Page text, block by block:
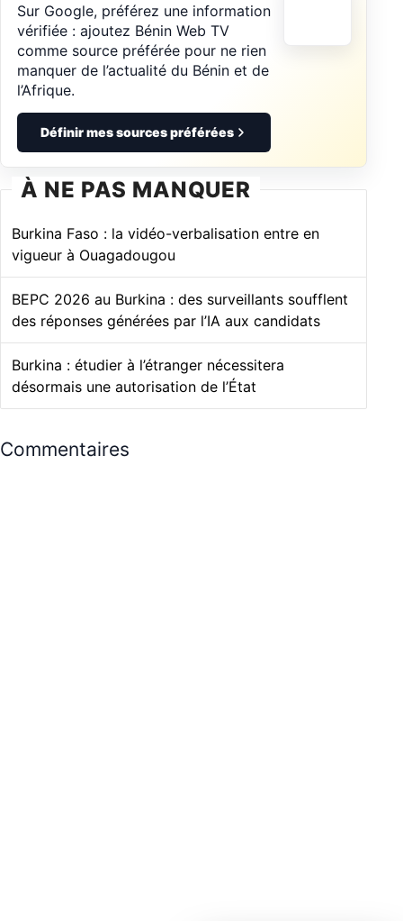
Sur Google, préférez une information
vérifiée : ajoutez Bénin Web TV
comme source préférée pour ne rien
manquer de l’actualité du Bénin et de
l’Afrique.
Définir mes sources préférées
À NE PAS MANQUER
Burkina Faso : la vidéo-verbalisation entre en
vigueur à Ouagadougou
BEPC 2026 au Burkina : des surveillants soufflent
des réponses générées par l’IA aux candidats
Burkina : étudier à l’étranger nécessitera
désormais une autorisation de l’État
Commentaires